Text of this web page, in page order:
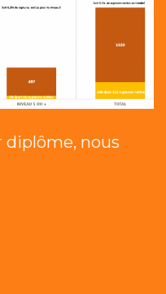
diplôme, nous